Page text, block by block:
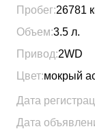
Пробег:26781
Объем:3.5 л.
Привод:2WD
Цвет:мокрый
Дата
Дата